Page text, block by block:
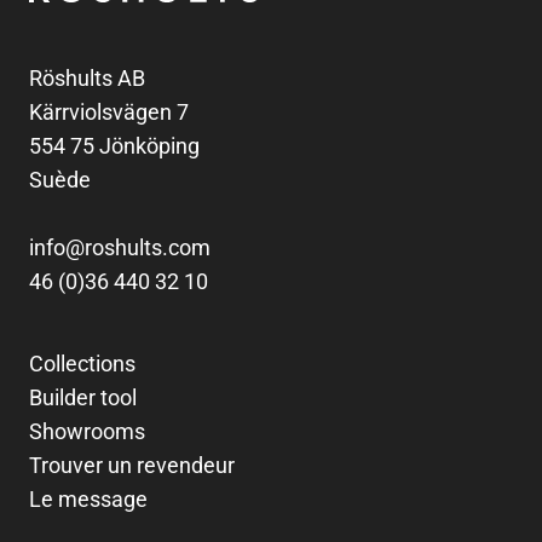
Röshults AB
Kärrviolsvägen 7
554 75 Jönköping
Suède
info@roshults.com
46 (0)36 440 32 10
Collections
Builder tool
Showrooms
Trouver un revendeur
Le message